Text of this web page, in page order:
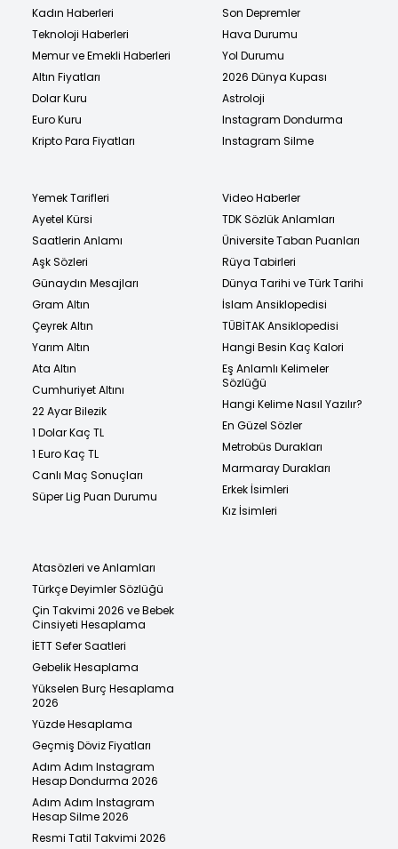
Kadın Haberleri
Teknoloji Haberleri
Memur ve Emekli Haberleri
Altın Fiyatları
Dolar Kuru
Euro Kuru
Kripto Para Fiyatları
Son Depremler
Hava Durumu
Yol Durumu
2026 Dünya Kupası
Astroloji
Instagram Dondurma
Instagram Silme
Yemek Tarifleri
Ayetel Kürsi
Saatlerin Anlamı
Aşk Sözleri
Günaydın Mesajları
Gram Altın
Çeyrek Altın
Yarım Altın
Ata Altın
Cumhuriyet Altını
22 Ayar Bilezik
1 Dolar Kaç TL
1 Euro Kaç TL
Canlı Maç Sonuçları
Süper Lig Puan Durumu
Video Haberler
TDK Sözlük Anlamları
Üniversite Taban Puanları
Rüya Tabirleri
Dünya Tarihi ve Türk Tarihi
İslam Ansiklopedisi
TÜBİTAK Ansiklopedisi
Hangi Besin Kaç Kalori
Eş Anlamlı Kelimeler
Sözlüğü
Hangi Kelime Nasıl Yazılır?
En Güzel Sözler
Metrobüs Durakları
Marmaray Durakları
Erkek İsimleri
Kız İsimleri
Atasözleri ve Anlamları
Türkçe Deyimler Sözlüğü
Çin Takvimi 2026 ve Bebek
Cinsiyeti Hesaplama
İETT Sefer Saatleri
Gebelik Hesaplama
Yükselen Burç Hesaplama
2026
Yüzde Hesaplama
Geçmiş Döviz Fiyatları
Adım Adım Instagram
Hesap Dondurma 2026
Adım Adım Instagram
Hesap Silme 2026
Resmi Tatil Takvimi 2026